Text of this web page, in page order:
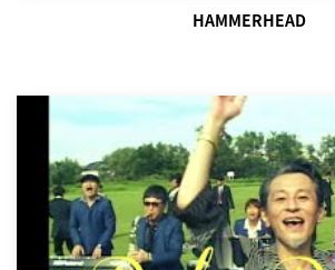
HAMMERHEAD